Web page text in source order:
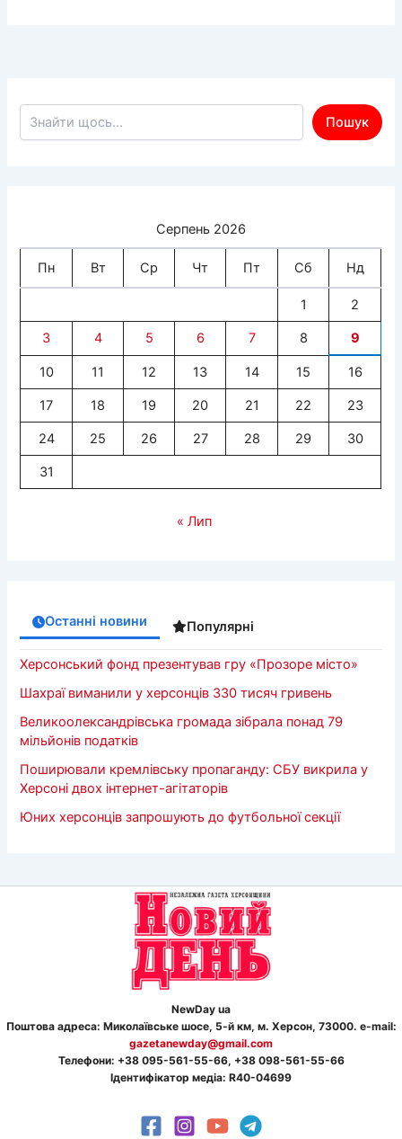
Пошук по сайту
Пошук
Серпень 2026
Пн Вт Ср Чт Пт Сб Нд
1 2
3 4 5 6 7 8 9
10 11 12 13 14 15 16
17 18 19 20 21 22 23
24 25 26 27 28 29 30
31
« Лип
Останні новини Популярні
Херсонський фонд презентував гру «Прозоре місто»
Шахраї виманили у херсонців 330 тисяч гривень
Великоолександрівська громада зібрала понад 79
мільйонів податків
Поширювали кремлівську пропаганду: СБУ викрила у
Херсоні двох інтернет-агітаторів
Юних херсонців запрошують до футбольної секції
NewDay ua
Поштова адреса: Миколаївське шосе, 5-й км, м. Херсон, 73000. e-mail:
gazetanewday@gmail.com
Телефони: +38 095-561-55-66, +38 098-561-55-66
Ідентифікатор медіа: R40-04699